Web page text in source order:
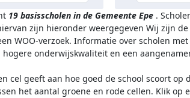
19 basisscholen in de Gemeente Epe .
zijn hieronder weergegeven Wij zijn
WOO-verzoek. Informatie over scholen
hogere onderwijskwaliteit en een
cel geeft aan hoe goed de school scoort
het aantal groene en rode cellen. Klik op